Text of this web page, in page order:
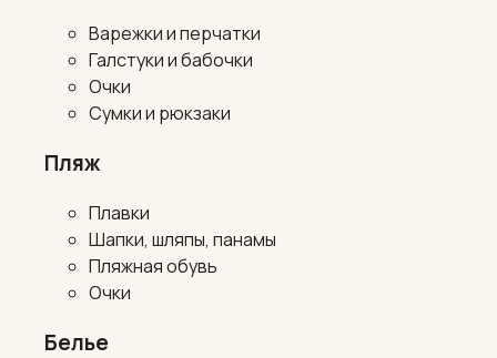
Варежки и перчатки
Галстуки и бабочки
Очки
Сумки и рюкзаки
Пляж
Плавки
Шапки, шляпы, панамы
Пляжная обувь
Очки
Белье